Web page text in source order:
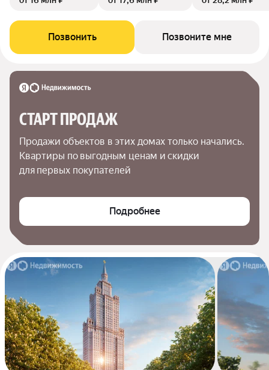
Позвонить Позвоните мне
СТАРТ ПРОДАЖ
Продажи объектов в этих домах только начались.
Квартиры по выгодным ценам и скидки
для первых покупателей
Подробнее